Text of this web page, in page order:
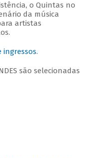
o Quintas no
da música
artistas
ingressos.
são selecionadas